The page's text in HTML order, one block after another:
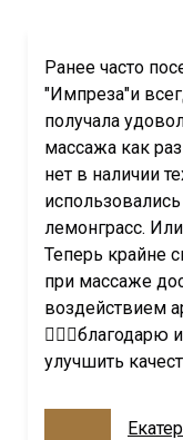
Ранее часто
"Импреза"и
получала
массажа как
нет в наличии
лемонграсс.
Теперь крайне
при массаже
воздействием
улучшить